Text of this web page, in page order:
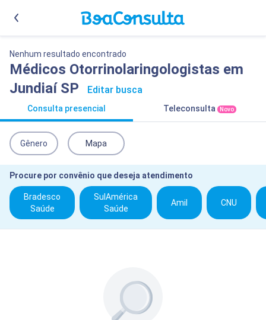
Nenhum resultado encontrado
Médicos Otorrinolaringologistas em
Jundiaí SP
Editar busca
Consulta presencial Teleconsulta Novo
Gênero Mapa
Procure por convênio que deseja atendimento
Bradesco
Saúde
SulAmérica
Saúde
Amil CNU